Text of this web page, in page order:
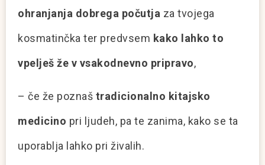
ohranjanja dobrega počutja za tvojega
kosmatinčka ter predvsem kako lahko to
vpelješ že v vsakodnevno pripravo,
– če že poznaš tradicionalno kitajsko
medicino pri ljudeh, pa te zanima, kako se ta
uporablja lahko pri živalih.